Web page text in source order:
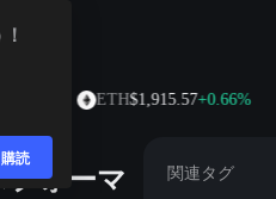
ETH$1,915.57+0.66%
ォーマ
関連タグ
購読